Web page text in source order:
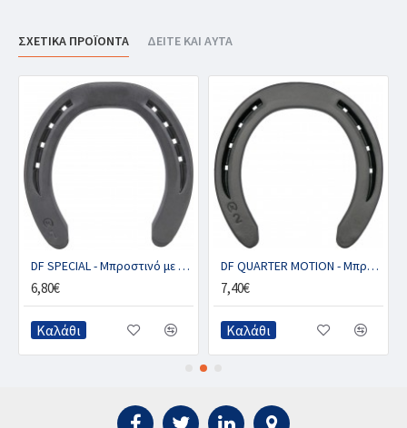
ΣΧΕΤΙΚΑ ΠΡΟΪΟΝΤΑ ΔΕΙΤΕ ΚΑΙ ΑΥΤΑ
DF SPECIAL - Μπροστινό με 1 κλιπ (ζευγ.)
6,80€
Καλάθι
DF QUARTER MOTION - Μπροστινό με 2 κλιπ (ζευγ.)
7,40€
Καλάθι